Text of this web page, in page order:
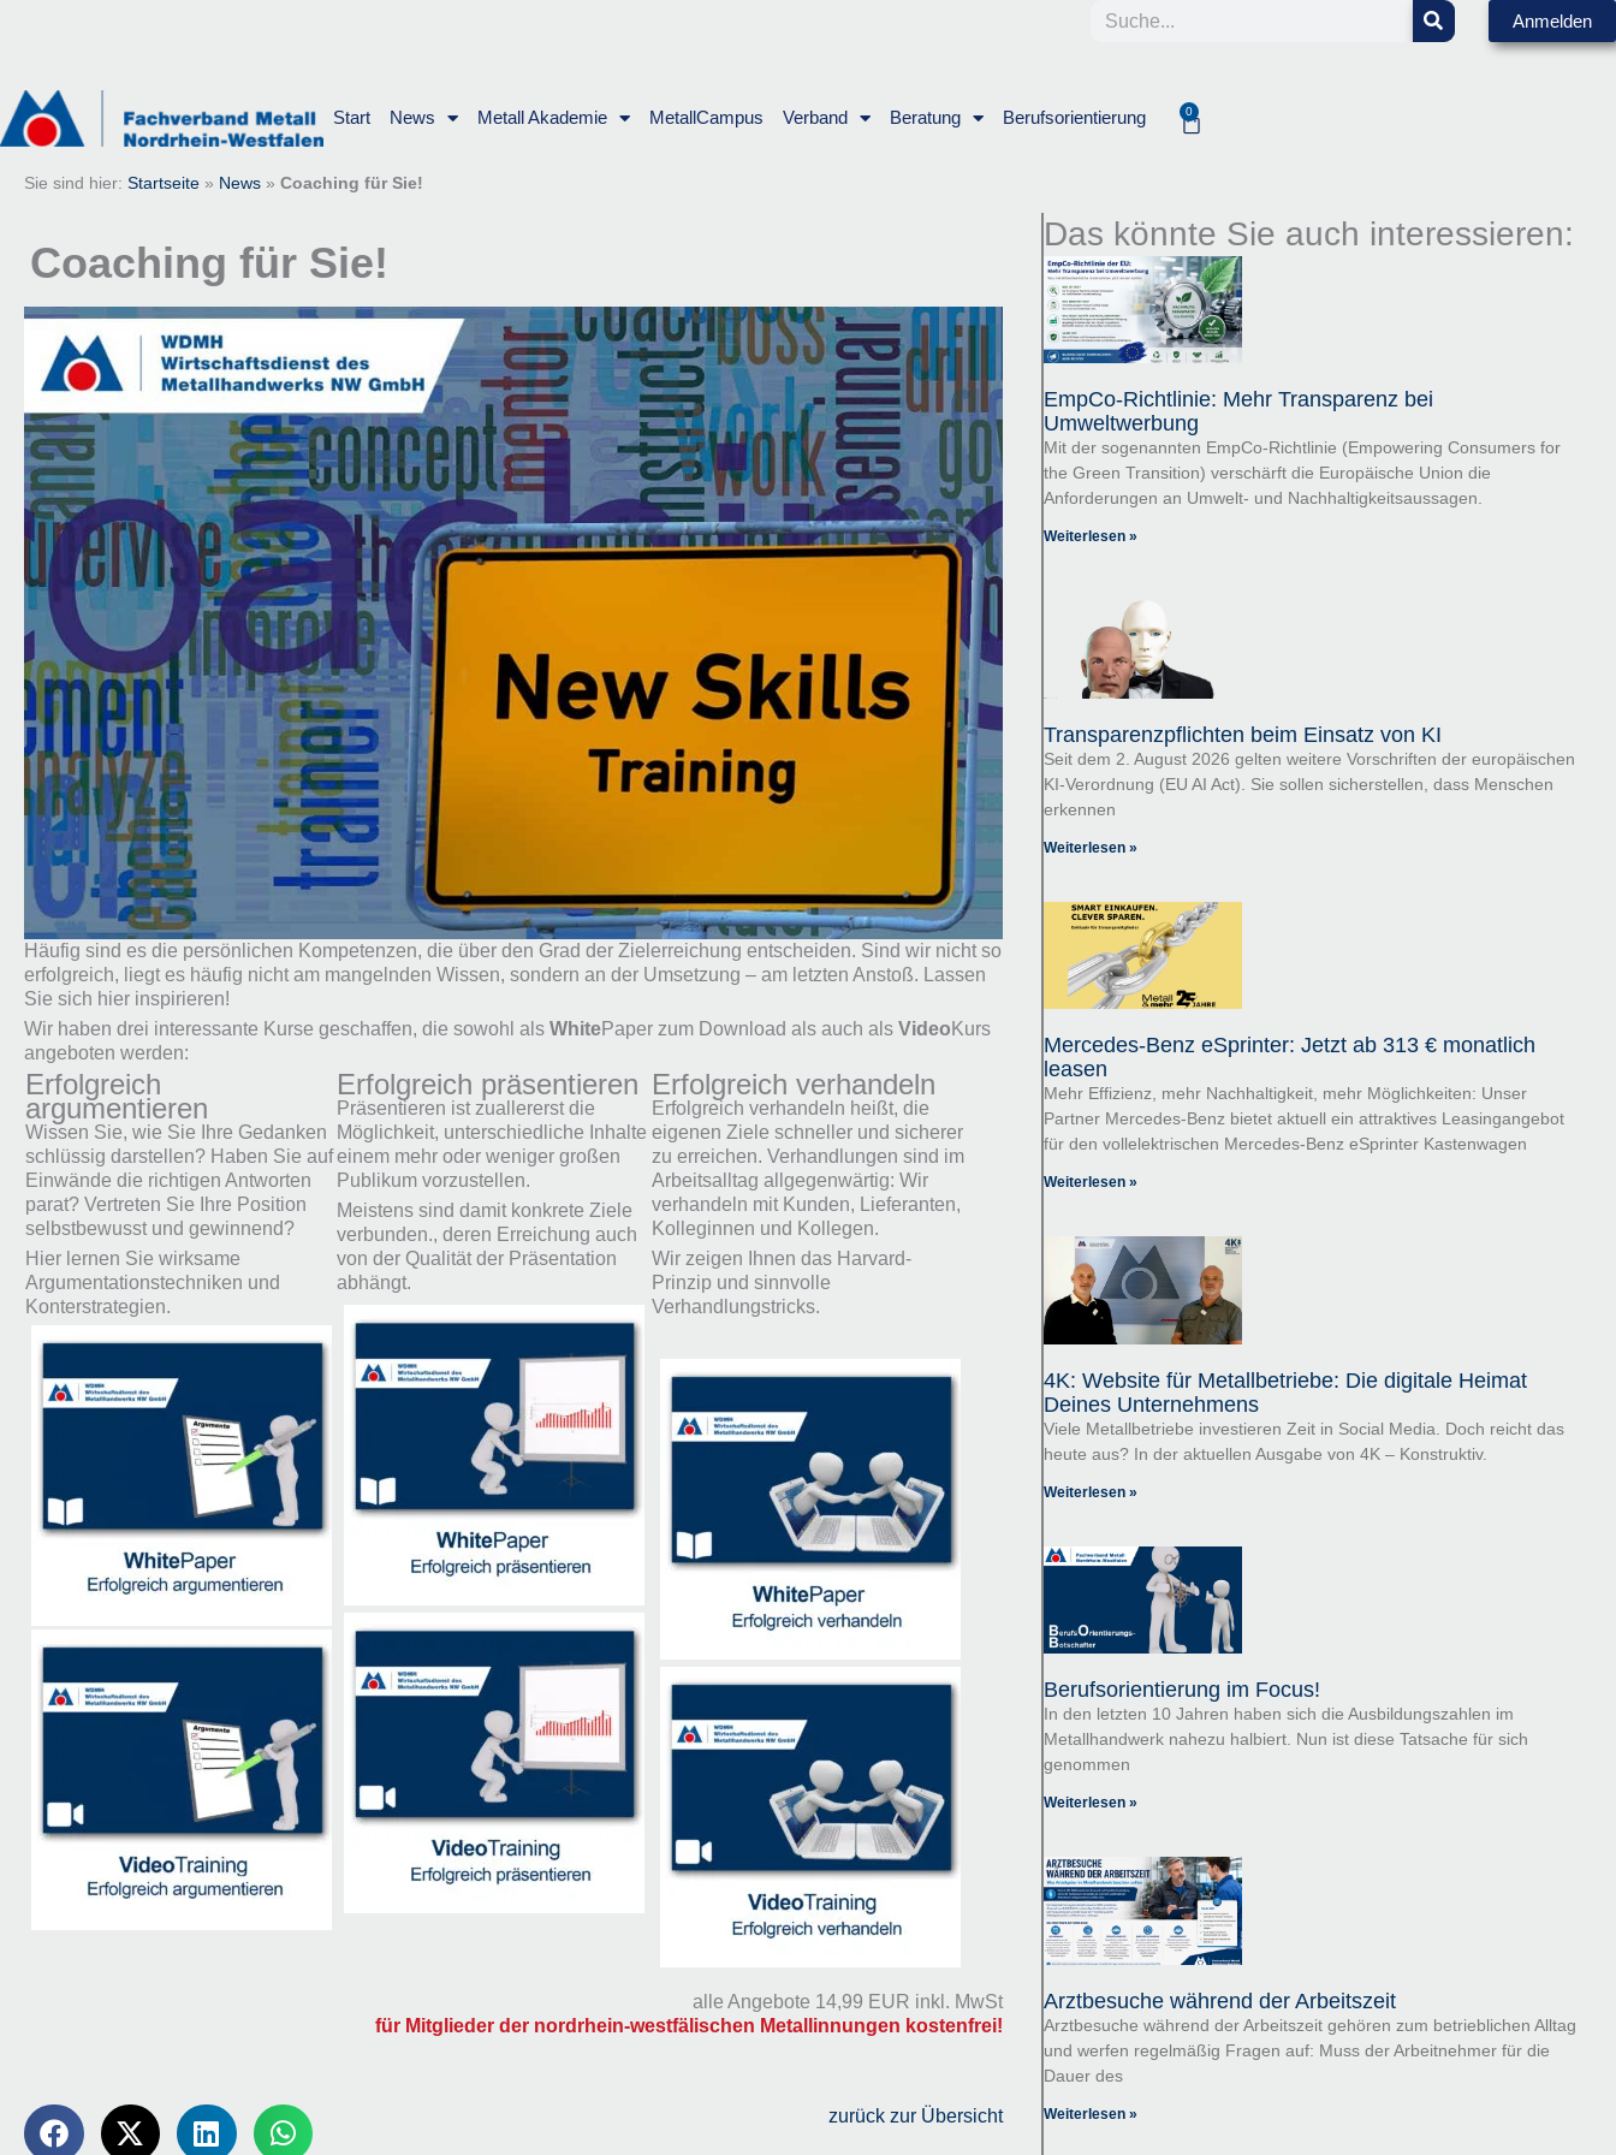
Suche
Anmelden
Start News Metall Akademie MetallCampus Verband Beratung Berufsorientierung 0
Warenkorb
Sie sind hier: Startseite » News » Coaching für Sie!
Coaching für Sie!
Häufig sind es die persönlichen Kompetenzen, die über den Grad der Zielerreichung entscheiden. Sind wir nicht so
erfolgreich, liegt es häufig nicht am mangelnden Wissen, sondern an der Umsetzung – am letzten Anstoß. Lassen
Sie sich hier inspirieren!
Wir haben drei interessante Kurse geschaffen, die sowohl als WhitePaper zum Download als auch als Video Kurs
angeboten werden:
Erfolgreich
argumentieren
Wissen Sie, wie Sie Ihre Gedanken
schlüssig darstellen? Haben Sie auf
Einwände die richtigen Antworten
parat? Vertreten Sie Ihre Position
selbstbewusst und gewinnend?
Hier lernen Sie wirksame
Argumentationstechniken und
Konterstrategien.
Erfolgreich präsentieren
Präsentieren ist zuallererst die
Möglichkeit, unterschiedliche Inhalte
einem mehr oder weniger großen
Publikum vorzustellen.
Meistens sind damit konkrete Ziele
verbunden., deren Erreichung auch
von der Qualität der Präsentation
abhängt.
Erfolgreich verhandeln
Erfolgreich verhandeln heißt, die
eigenen Ziele schneller und sicherer
zu erreichen. Verhandlungen sind im
Arbeitsalltag allgegenwärtig: Wir
verhandeln mit Kunden, Lieferanten,
Kolleginnen und Kollegen.
Wir zeigen Ihnen das Harvard-
Prinzip und sinnvolle
Verhandlungstricks.
alle Angebote 14,99 EUR inkl. MwSt
für Mitglieder der nordrhein-westfälischen Metallinnungen kostenfrei!
zurück zur Übersicht
Das könnte Sie auch interessieren:
EmpCo-Richtlinie: Mehr Transparenz bei
Umweltwerbung
Mit der sogenannten EmpCo-Richtlinie (Empowering Consumers for
the Green Transition) verschärft die Europäische Union die
Anforderungen an Umwelt- und Nachhaltigkeitsaussagen.
Weiterlesen »
Transparenzpflichten beim Einsatz von KI
Seit dem 2. August 2026 gelten weitere Vorschriften der europäischen
KI-Verordnung (EU AI Act). Sie sollen sicherstellen, dass Menschen
erkennen
Weiterlesen »
Mercedes-Benz eSprinter: Jetzt ab 313 € monatlich
leasen
Mehr Effizienz, mehr Nachhaltigkeit, mehr Möglichkeiten: Unser
Partner Mercedes-Benz bietet aktuell ein attraktives Leasingangebot
für den vollelektrischen Mercedes-Benz eSprinter Kastenwagen
Weiterlesen »
4K: Website für Metallbetriebe: Die digitale Heimat
Deines Unternehmens
Viele Metallbetriebe investieren Zeit in Social Media. Doch reicht das
heute aus? In der aktuellen Ausgabe von 4K – Konstruktiv.
Weiterlesen »
Berufsorientierung im Focus!
In den letzten 10 Jahren haben sich die Ausbildungszahlen im
Metallhandwerk nahezu halbiert. Nun ist diese Tatsache für sich
genommen
Weiterlesen »
Arztbesuche während der Arbeitszeit
Arztbesuche während der Arbeitszeit gehören zum betrieblichen Alltag
und werfen regelmäßig Fragen auf: Muss der Arbeitnehmer für die
Dauer des
Weiterlesen »